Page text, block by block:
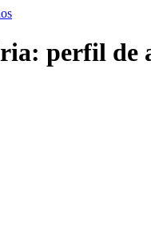
perfil de